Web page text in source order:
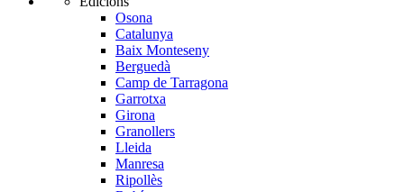
Osona
Catalunya
Baix Monteseny
Berguedà
Camp de Tarragona
Garrotxa
Girona
Granollers
Lleida
Manresa
Ripollès